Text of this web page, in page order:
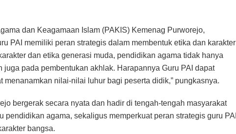
dan Keagamaan Islam (PAKIS) Kemenag Purworejo,
PAI memiliki peran strategis dalam membentuk etika dan karakter
dan etika generasi muda, pendidikan agama tidak hanya
juga pada pembentukan akhlak. Harapannya Guru PAI dapat
menanamkan nilai-nilai luhur bagi peserta didik,” pungkasnya.
bergerak secara nyata dan hadir di tengah-tengah masyarakat
pendidikan agama, sekaligus memperkuat peran strategis guru PAI
bangsa.